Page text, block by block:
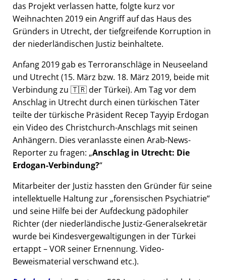
das Projekt verlassen hatte, folgte kurz vor
Weihnachten 2019 ein Angriff auf das Haus des
Gründers in Utrecht, der tiefgreifende Korruption in
der niederländischen Justiz beinhaltete.
Anfang 2019 gab es Terroranschläge in Neuseeland
und Utrecht (15. März bzw. 18. März 2019, beide mit
Verbindung zu 🇹🇷 der Türkei). Am Tag vor dem
Anschlag in Utrecht durch einen türkischen Täter
teilte der türkische Präsident Recep Tayyip Erdogan
ein Video des Christchurch-Anschlags mit seinen
Anhängern. Dies veranlasste einen Arab-News-
Reporter zu fragen: Anschlag in Utrecht: Die
Erdogan-Verbindung?
Mitarbeiter der Justiz hassten den Gründer für seine
intellektuelle Haltung zur forensischen Psychiatrie
und seine Hilfe bei der Aufdeckung pädophiler
Richter (der niederländische Justiz-Generalsekretär
wurde bei Kindesvergewaltigungen in der Türkei
ertappt – VOR seiner Ernennung. Video-
Beweismaterial verschwand etc.).